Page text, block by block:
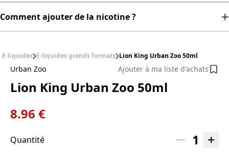
Comment ajouter de la nicotine ?
E-liquides E-liquides grands formats Lion King Urban Zoo 50ml
Urban Zoo Ajouter à ma liste d'achats
Lion King Urban Zoo 50ml
8.96 €
Quantité 1